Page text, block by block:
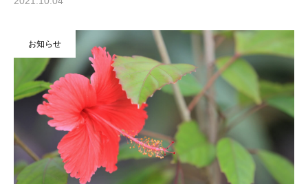
お知らせ